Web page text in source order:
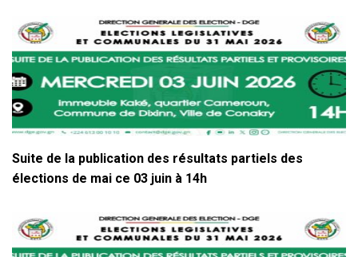
Suite de la publication des résultats partiels des
élections de mai ce 03 juin à 14h